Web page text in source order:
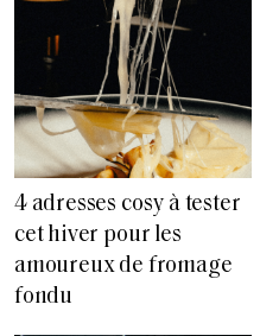
4 adresses cosy à tester
cet hiver pour les
amoureux de fromage
fondu